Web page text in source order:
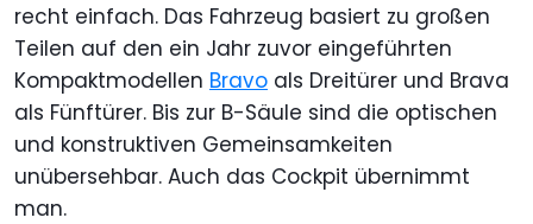
recht einfach. Das Fahrzeug basiert zu großen
Teilen auf den ein Jahr zuvor eingeführten
Kompaktmodellen Bravo als Dreitürer und Brava
als Fünftürer. Bis zur B-Säule sind die optischen
und konstruktiven Gemeinsamkeiten
unübersehbar. Auch das Cockpit übernimmt
man.